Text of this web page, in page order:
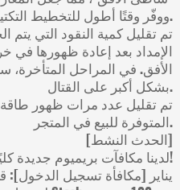
ووفّر وقتًا أطول للتخطيط التكتيكي في نهاية اللعبة.
الإمداد بعد إعادة ظهورها
الأفق. في المراحل
بشكل أكبر على القتال.
المتوفرة للبيع في المتجر.
[الحدث النشط]
لدينا مكافآت بريميوم جديدة كليًا بانتظارك لتقوم بالمطالبة بها!